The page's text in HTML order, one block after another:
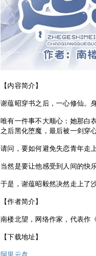
【内容简介】
谢蕴昭穿书之后，一心修仙。
唯有一件事不大顺心：她那白
之后黑化堕魔，最后被一剑穿心
请问，要如何避免失恋青年走
当然是要让他感受到人间的快
于是，谢蕴昭毅然决然走上了
【作者简介】
南楼北望，网络作家，代表作
【下载地址】